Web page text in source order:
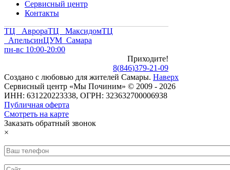
Сервисный центр
Контакты
ТЦ АврораТЦ МаксидомТЦ
АпельсинЦУМ Самара
пн-вс 10:00-20:00
Приходите!
8(846)379-21-09
Создано с любовью для жителей Самары. Наверх
Сервисный центр «Мы Починим» © 2009 - 2026
ИНН: 631220223338, ОГРН: 323632700006938
Публичная оферта
Смотреть на карте
Заказать обратный звонок
×